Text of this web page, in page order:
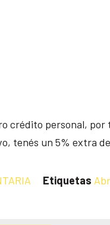
crédito personal,
tenés un 5% extra
Etiquetas